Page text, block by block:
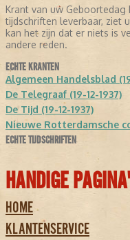
Krant van uw
tijdschriften leverbaar, ziet
kan het zijn dat er niets is
andere reden.
ECHTE KRANTEN
Algemeen Handelsblad
De Telegraaf (19-12-1937)
De Tijd (19-12-1937)
Nieuwe Rotterdamsche
ECHTE TIJDSCHRIFTEN
HANDIGE
HOME
KLANTENSERVICE